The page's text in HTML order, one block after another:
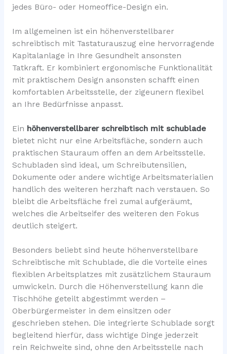
jedes Büro- oder Homeoffice-Design ein.
Im allgemeinen ist ein höhenverstellbarer
schreibtisch mit Tastaturauszug eine hervorragende
Kapitalanlage in Ihre Gesundheit ansonsten
Tatkraft. Er kombiniert ergonomische Funktionalität
mit praktischem Design ansonsten schafft einen
komfortablen Arbeitsstelle, der zigeunern flexibel
an Ihre Bedürfnisse anpasst.
Ein höhenverstellbarer schreibtisch mit schublade
bietet nicht nur eine Arbeitsfläche, sondern auch
praktischen Stauraum offen an dem Arbeitsstelle.
Schubladen sind ideal, um Schreibutensilien,
Dokumente oder andere wichtige Arbeitsmaterialien
handlich des weiteren herzhaft nach verstauen. So
bleibt die Arbeitsfläche frei zumal aufgeräumt,
welches die Arbeitseifer des weiteren den Fokus
deutlich steigert.
Besonders beliebt sind heute höhenverstellbare
Schreibtische mit Schublade, die die Vorteile eines
flexiblen Arbeitsplatzes mit zusätzlichem Stauraum
umwickeln. Durch die Höhenverstellung kann die
Tischhöhe geteilt abgestimmt werden –
Oberbürgermeister in dem einsitzen oder
geschrieben stehen. Die integrierte Schublade sorgt
begleitend hierfür, dass wichtige Dinge jederzeit
rein Reichweite sind, ohne den Arbeitsstelle nach